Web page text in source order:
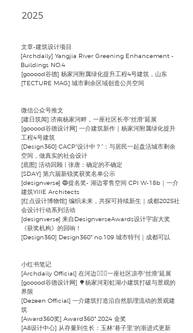
2025
文章-建筑设计项目
[Archdaily] ​Yangjia River Greening Enhancement -
Buildings NO.4
[gooood谷德] ​杨家河附属绿化提升工程4号建筑，山东
[TECTURE MAG] ​城市剩余区域创造公共空间
微信公众号推文
[建日筑闻] ​济南杨家河畔，一座社区长亭“丝滑”延展
[gooood谷德设计网] ​一介建筑新作｜杨家河附属绿化提升
工程4号建筑
[Design360] CACP“设计中？”：与居民一起盘活城市剩余
空间，做真实的社会设计
[底图] ​活动回顾 | 张唐：确定的不确定
[SDAY] 第六届新锐奖获奖名单公示
[designverse] 🔵提名奖- 湖边零售空间 CPI W-18b｜一介
建筑YIIIE Architects
[红点设计博物馆] ​编织未来，共探可持续新生｜成都2025社
会设计行动系列活动
[designverse] ​来自DesignverseAwards设计宇宙大奖
《获奖机构》的回响！
[Design360] ​Design360° no.109 城市特刊｜成都可以
小红书笔记
[Archdaily Official] ​在河边🏄🏻‍♂️一座社区凉亭“丝滑”延展
[gooood谷德设计网] ​🌳杨家河彩虹湖小建筑打破与景观的
界限
[Dezeen Official] ​一介建筑打造沿自然肌理流动的景观建
筑
[Award360奖] ​Award360° 2024 金奖
[A8设计中心] ​从存量到生长：玉林“巷子里”的渐进式更新